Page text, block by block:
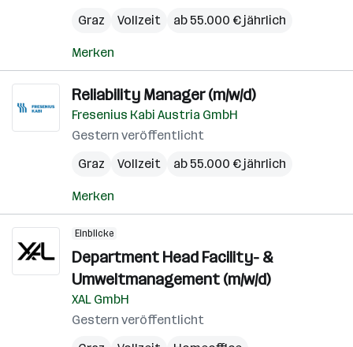
Graz
Vollzeit ab 55.000 € jährlich
Merken
Reliability Manager (m/w/d)
Fresenius Kabi Austria GmbH
Gestern veröffentlicht
Graz
Vollzeit ab 55.000 € jährlich
Merken
Einblicke
Department Head Facility- &
Umweltmanagement (m/w/d)
XAL GmbH
Gestern veröffentlicht